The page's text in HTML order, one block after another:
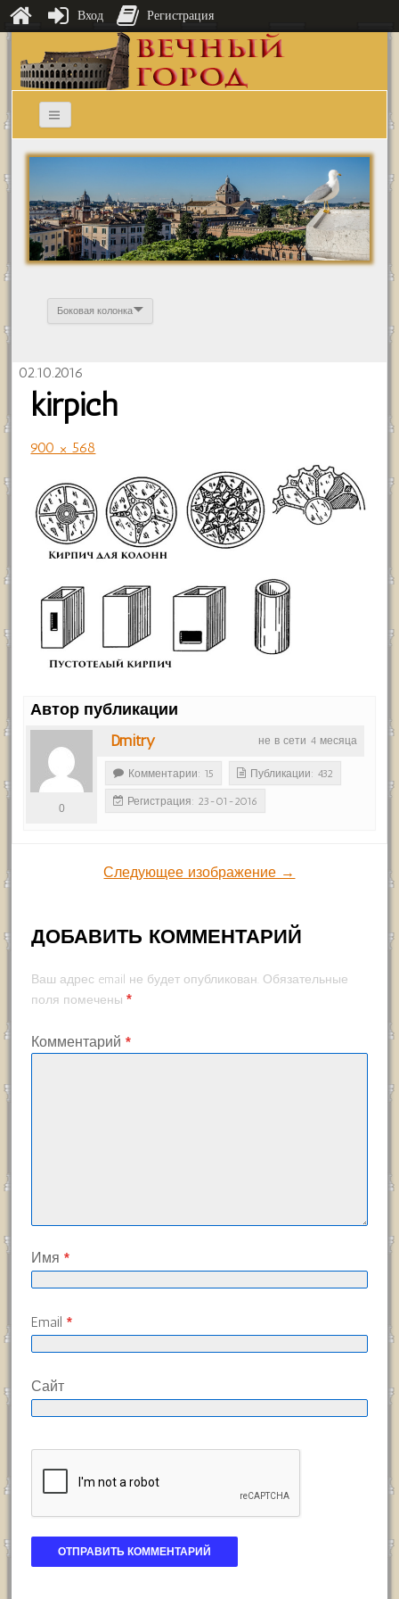
Боковая колонка
02.10.2016
kirpich
900 × 568
Автор публикации
не в сети 4 месяца
Dmitry
0
Комментарии: 15 Публикации: 432
Регистрация: 23-01-2016
Следующее изображение →
ДОБАВИТЬ КОММЕНТАРИЙ
Ваш адрес email не будет опубликован. Обязательные
поля помечены *
Комментарий *
Имя *
Email *
Сайт
Вход Регистрация